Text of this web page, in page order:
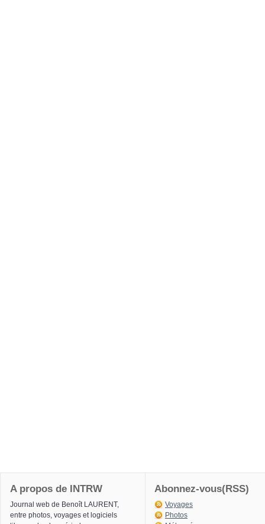
A propos de INTRW
Journal web de Benoît LAURENT,
entre photos, voyages et logiciels
Abonnez-vous(RSS)
Voyages
Photos